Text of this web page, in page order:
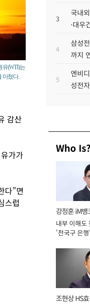
유(WTI)는
마쳤다.
감산
가가
다”면
스럽
3
국내
·대우
4
삼성
까지
5
엔비
성전
Who Is?
강정훈 iM뱅
내부 이해도
'전국구 은
조현상 HS